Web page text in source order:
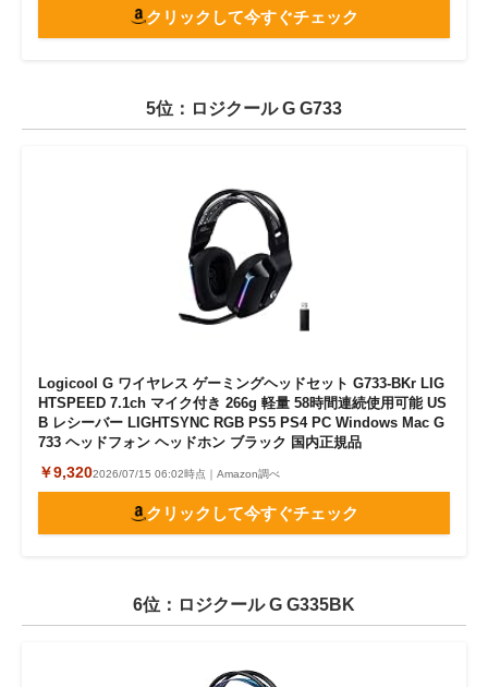
クリックして今すぐチェック
5位：ロジクール G G733
Logicool G ワイヤレス ゲーミングヘッドセット G733-BKr LIG
HTSPEED 7.1ch マイク付き 266g 軽量 58時間連続使用可能 US
B レシーバー LIGHTSYNC RGB PS5 PS4 PC Windows Mac G
733 ヘッドフォン ヘッドホン ブラック 国内正規品
￥9,3202026/07/15 06:02時点｜Amazon調べ
クリックして今すぐチェック
6位：ロジクール G G335BK